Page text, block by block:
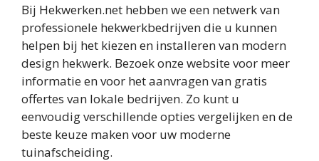
Bij Hekwerken.net hebben we een netwerk van
professionele hekwerkbedrijven die u kunnen
helpen bij het kiezen en installeren van modern
design hekwerk. Bezoek onze website voor meer
informatie en voor het aanvragen van gratis
offertes van lokale bedrijven. Zo kunt u
eenvoudig verschillende opties vergelijken en de
beste keuze maken voor uw moderne
tuinafscheiding.